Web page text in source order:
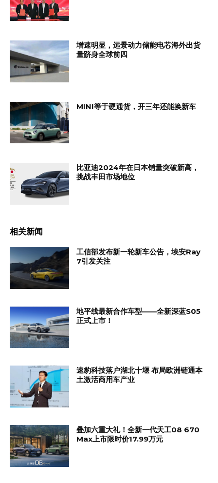
增速明显，远景动力储能电芯海外出货
量跻身全球前四
MINI等于硬通货，开三年还能换新车
比亚迪2024年在日本销量突破新高，
挑战丰田市场地位
相关新闻
工信部发布新一轮新车公告，埃安Ray
7引发关注
地平线最新合作车型——全新深蓝S05
正式上市！
速豹科技落户湖北十堰 布局欧洲链通本
土激活商用车产业
叠加六重大礼！全新一代天工08 670
Max上市限时价17.99万元